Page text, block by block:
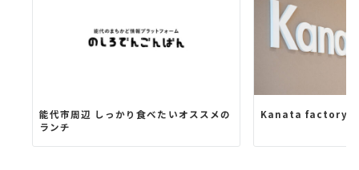
能代市周辺 しっかり食べたいオススメの
ランチ
Kanata factory